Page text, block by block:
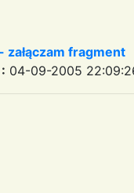
załączam fragment
04-09-2005